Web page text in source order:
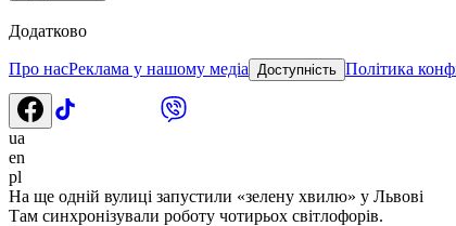
Додатково
Про насРеклама у нашому медіа Доступність Політика
ua
en
pl
На ще одній вулиці запустили «зелену хвилю» у Львові
Там синхронізували роботу чотирьох світлофорів.